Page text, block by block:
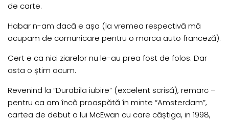
de carte.
Habar n-am dacă e așa (la vremea respectivă mă
ocupam de comunicare pentru o marca auto franceză).
Cert e ca nici ziarelor nu le-au prea fost de folos. Dar
asta o știm acum.
Revenind la “Durabila iubire” (excelent scrisă), remarc –
pentru ca am încă proaspătă în minte “Amsterdam”,
cartea de debut a lui McEwan cu care câștiga, in 1998,